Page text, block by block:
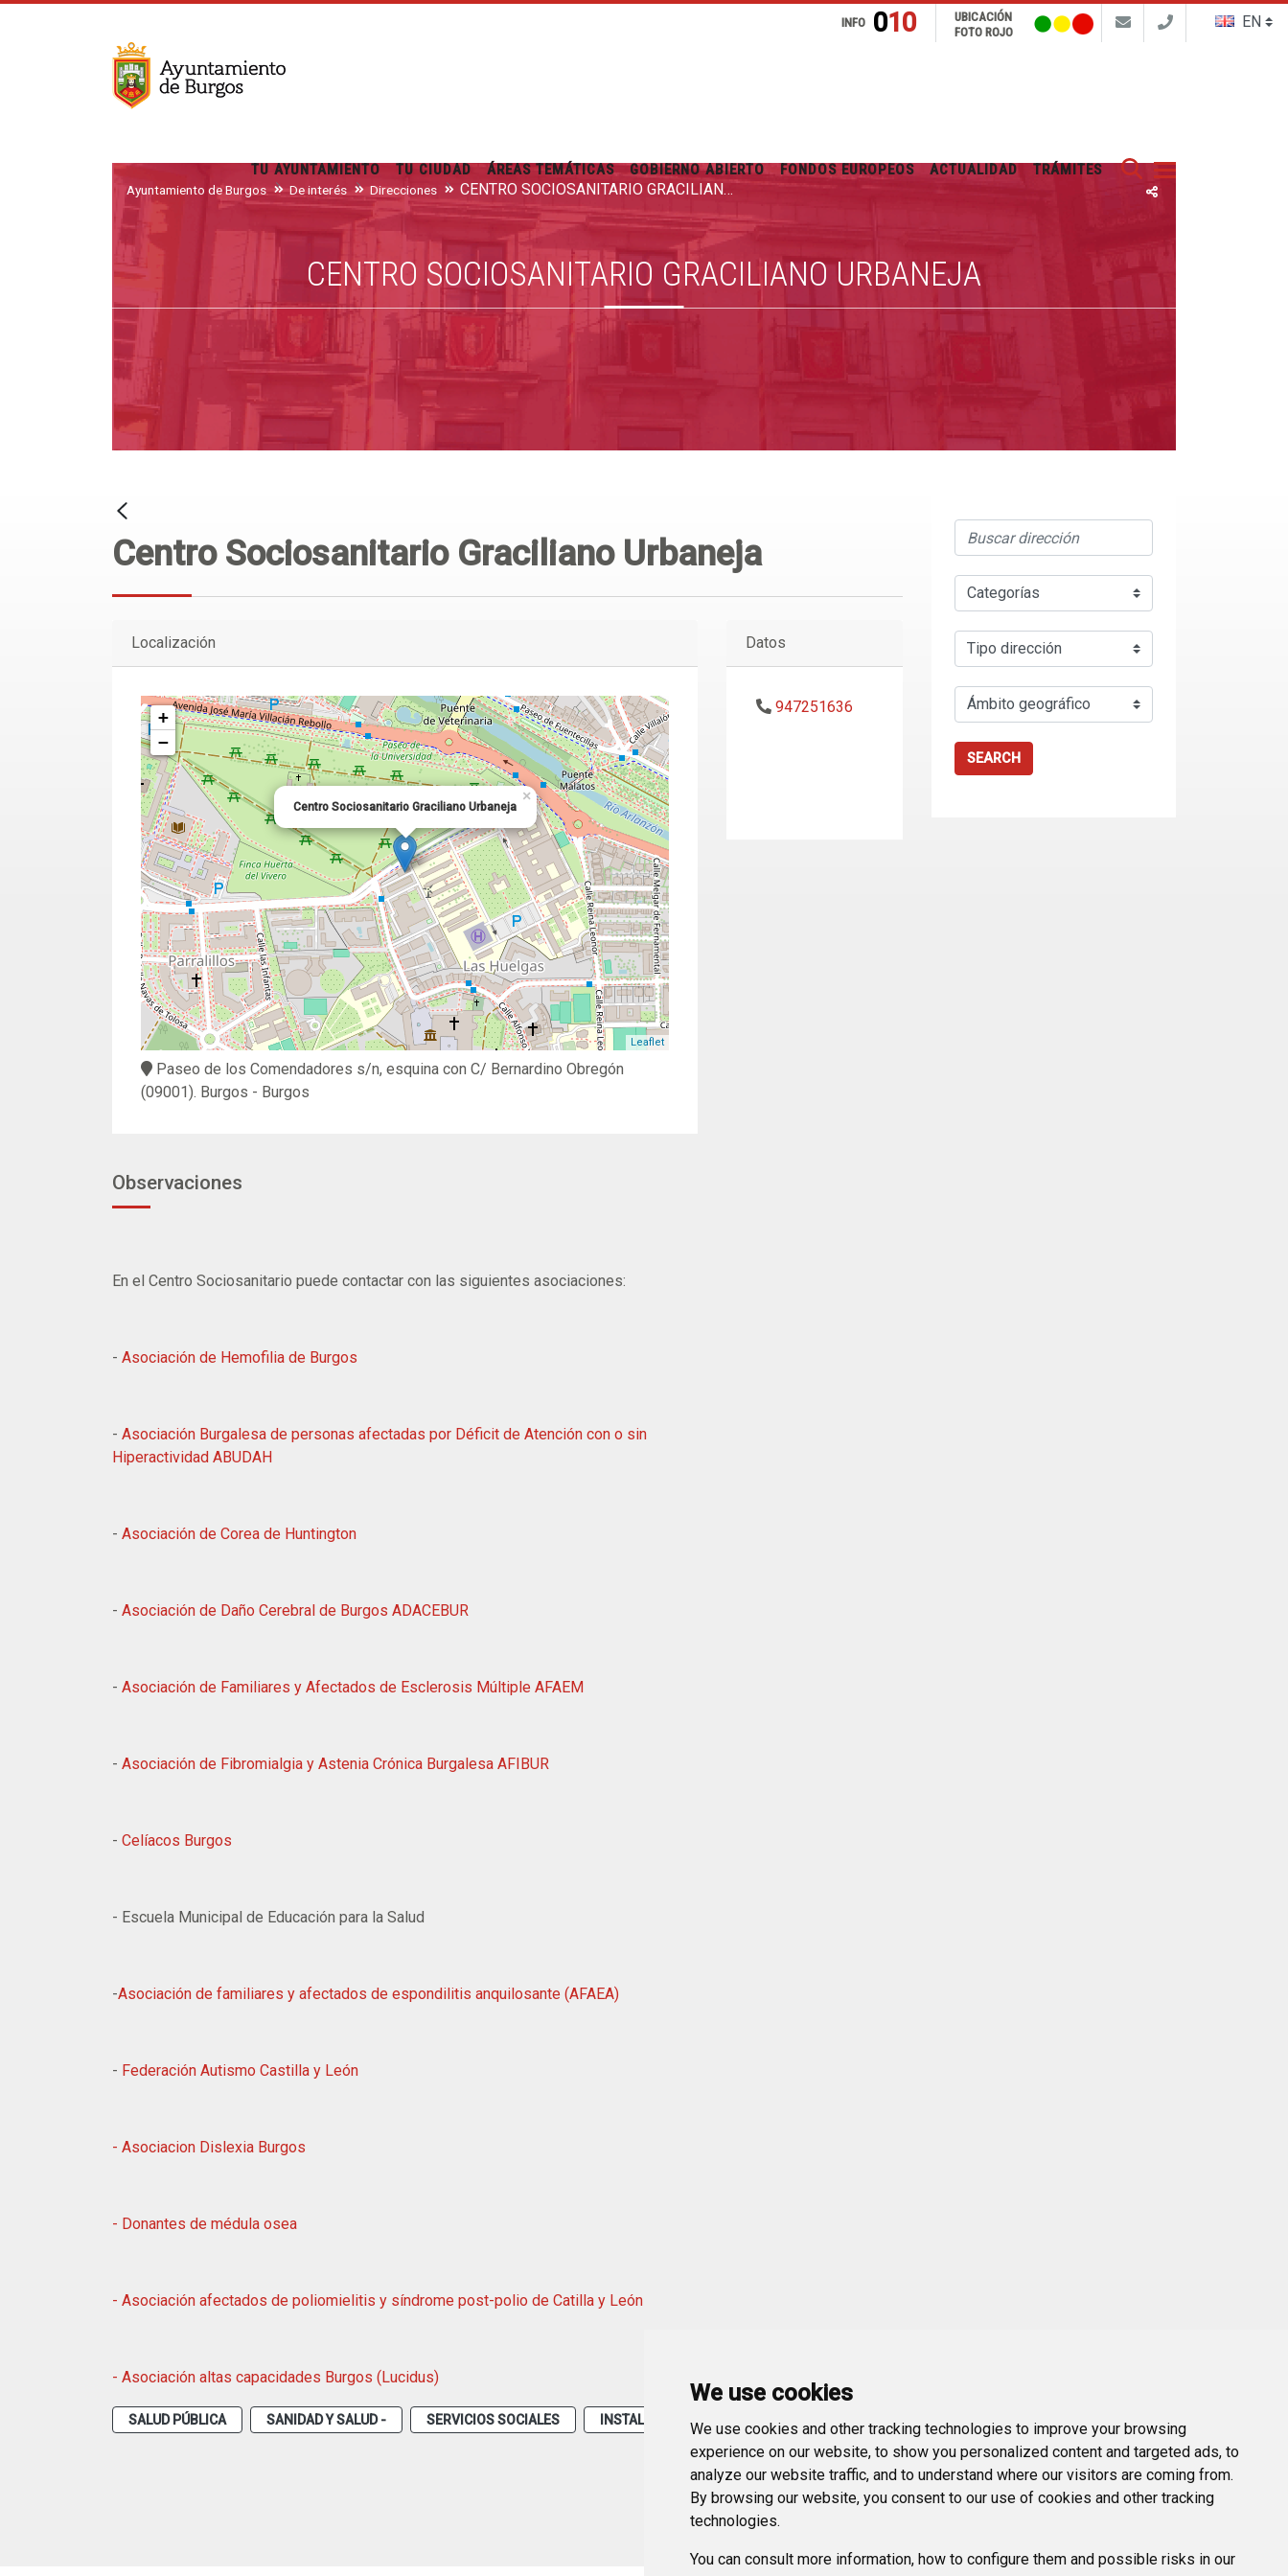
We use cookies
We use cookies and other tracking technologies to improve your browsing
experience on our website, to show you personalized content and targeted ads, to
analyze our website traffic, and to understand where our visitors are coming from.
By browsing our website, you consent to our use of cookies and other tracking
technologies.
You can consult more information, how to configure them and possible risks in our
Buscar
INFO 010
UBICACIÓN
FOTO ROJO
TU AYUNTAMIENTO TU CIUDAD ÁREAS TEMÁTICAS GOBIERNO ABIERTO FONDOS EUROPEOS ACTUALIDAD TRÁMITES
Ayuntamiento de Burgos De interés Direcciones CENTRO SOCIOSANITARIO GRACILIANO URBANEJA
CENTRO SOCIOSANITARIO GRACILIANO URBANEJA
Centro Sociosanitario Graciliano Urbaneja
Datos
947251636
Localización
Centro Sociosanitario Graciliano Urbaneja
×
+
−
Leaflet
Paseo de los Comendadores s/n, esquina con C/ Bernardino Obregón
(09001). Burgos - Burgos
Observaciones
En el Centro Sociosanitario puede contactar con las siguientes asociaciones:
- Asociación de Hemofilia de Burgos
- Asociación Burgalesa de personas afectadas por Déficit de Atención con o sin
Hiperactividad ABUDAH
- Asociación de Corea de Huntington
- Asociación de Daño Cerebral de Burgos ADACEBUR
- Asociación de Familiares y Afectados de Esclerosis Múltiple AFAEM
- Asociación de Fibromialgia y Astenia Crónica Burgalesa AFIBUR
- Celíacos Burgos
- Escuela Municipal de Educación para la Salud
-Asociación de familiares y afectados de espondilitis anquilosante (AFAEA)
- Federación Autismo Castilla y León
- Asociacion Dislexia Burgos
- Donantes de médula osea
- Asociación afectados de poliomielitis y síndrome post-polio de Catilla y León
- Asociación altas capacidades Burgos (Lucidus)
SALUD PÚBLICA SANIDAD Y SALUD - SERVICIOS SOCIALES INSTALACIONES MUNICIPAL
SEARCH